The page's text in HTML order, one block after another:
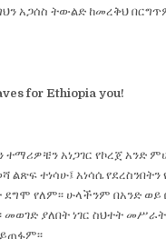
አጋሰስ ትውልድ ከመረቅህ
for Ethiopia you!
አነጋገር የኮረጀ አንድ
ልጽፍ ተነሳሁ፤ አነሳሴ
ደግሞ የለም፡፡ ሁላችንም በአንድ
ያለበት ነገር ስህተት